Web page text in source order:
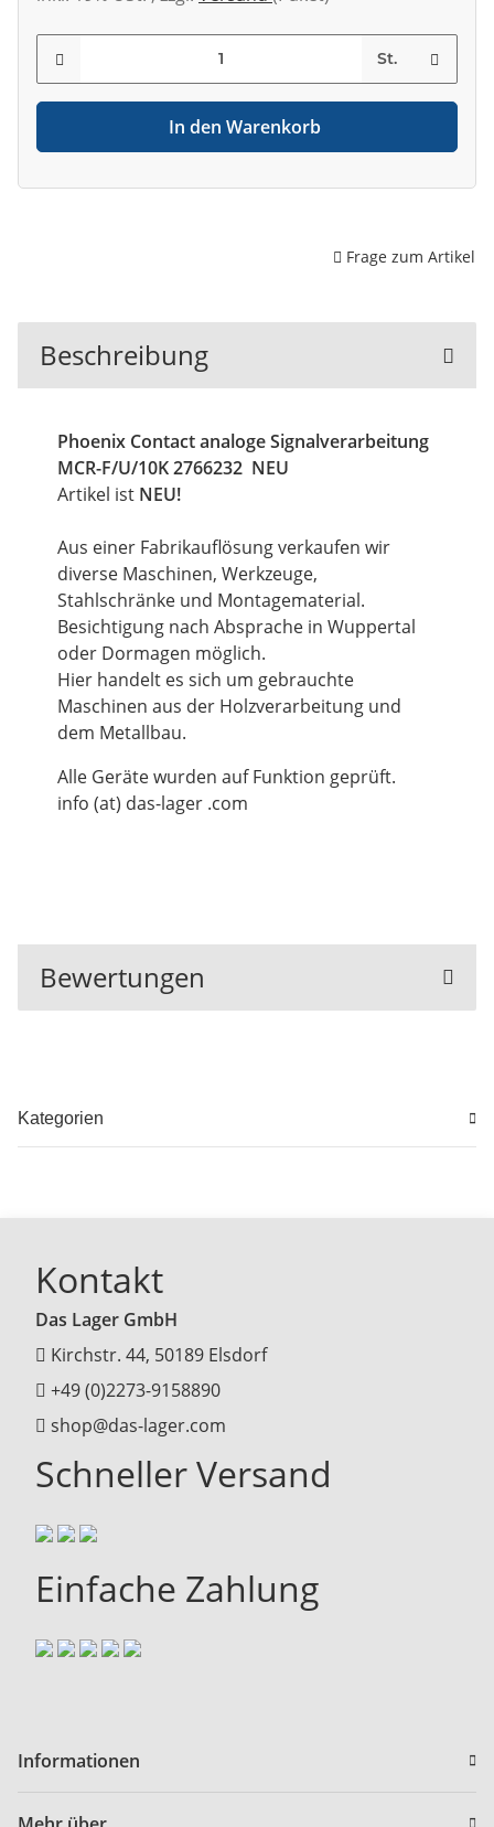
St.
In den Warenkorb
Frage zum Artikel
Beschreibung
Phoenix Contact analoge Signalverarbeitung
MCR-F/U/10K 2766232 NEU
Artikel ist NEU!
Aus einer Fabrikauflösung verkaufen wir
diverse Maschinen, Werkzeuge,
Stahlschränke und Montagematerial.
Besichtigung nach Absprache in Wuppertal
oder Dormagen möglich.
Hier handelt es sich um gebrauchte
Maschinen aus der Holzverarbeitung und
dem Metallbau.
Alle Geräte wurden auf Funktion geprüft.
info (at) das-lager .com
Bewertungen
Kategorien
Kontakt
Das Lager GmbH
Kirchstr. 44, 50189 Elsdorf
+49 (0)2273-9158890
shop@das-lager.com
Schneller Versand
Einfache Zahlung
Informationen